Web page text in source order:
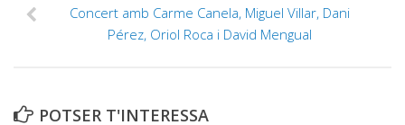
Concert amb Carme Canela, Miguel Villar, Dani
Pérez, Oriol Roca i David Mengual
POTSER T'INTERESSA